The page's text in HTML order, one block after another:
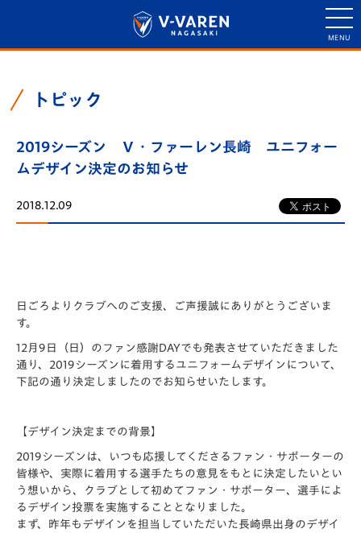
トピック
2019シーズン Ｖ・ファーレン長崎 ユニフォー
ムデザイン決定のお知らせ
2018.12.09
日ごろよりクラブへのご支援、ご声援誠にありがとうございま
す。
12月9日（日）のファン感謝DAYでも発表させていただきました
通り、2019シーズンに着用するユニフォームデザインについて、
下記の通り決定しましたのでお知らせいたします。
【デザイン決定までの背景】
2019シーズンは、いつも応援してくださるファン・サポーターの
皆様や、実際に着用する選手たちの意見をもとに決定したいとい
う想いから、クラブとして初めてファン・サポーター、選手によ
るデザイン投票を実施することとなりました。
まず、昨年もデザインを担当していただいた長崎県出身のデザイ